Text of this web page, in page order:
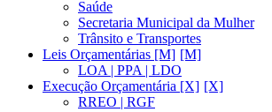
Saúde
Secretaria Municipal da Mulher
Trânsito e Transportes
Leis Orçamentárias [M]
LOA | PPA | LDO
Execução Orçamentária [X]
RREO | RGF